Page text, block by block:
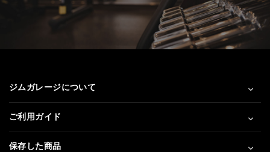
ジムガレージについて
ご利用ガイド
保存した商品